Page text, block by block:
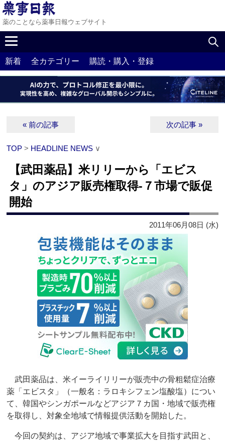
薬のことなら薬事日報ウェブサイト
新着 全カテゴリー 購読・購入・登録
« 前の記事 次の記事 »
TOP > HEADLINE NEWS ∨
【武田薬品】米リリーから「エビス
タ」のアジア販売権取得‐７市場で販促
開始
2011年06月08日 (水)
武田薬品は、米イーライリリーが販売中の骨粗鬆症治療
薬「エビスタ」（一般名：ラロキシフェン塩酸塩）につい
て、韓国やシンガポールなどアジア７カ国・地域で販売権
を取得し、対象全地域で情報提供活動を開始した。
今回の契約は、アジア地域で事業拡大を目指す武田と、